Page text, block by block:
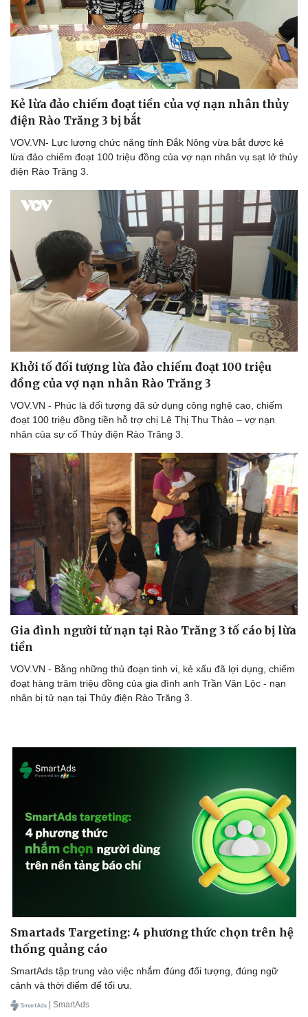
Thể thao
Bóng đá
Lịch thi đấu bóng đá
Thế giới thể thao
Ô tô - Xe máy
Ô tô
Xe máy
Tư vấn
Kẻ lừa đảo chiếm đoạt tiền của vợ nạn nhân thủy
điện Rào Trăng 3 bị bắt
VOV.VN- Lực lượng chức năng tỉnh Đắk Nông vừa bắt được kẻ
lừa đảo chiếm đoạt 100 triệu đồng của vợ nạn nhân vụ sạt lở thủy
điện Rào Trăng 3.
Khởi tố đối tượng lừa đảo chiếm đoạt 100 triệu
đồng của vợ nạn nhân Rào Trăng 3
VOV.VN - Phúc là đối tượng đã sử dụng công nghệ cao, chiếm
đoạt 100 triệu đồng tiền hỗ trợ chị Lê Thị Thu Thảo – vợ nạn
nhân của sự cố Thủy điện Rào Trăng 3.
Gia đình người tử nạn tại Rào Trăng 3 tố cáo bị lừa
tiền
VOV.VN - Bằng những thủ đoạn tinh vi, kẻ xấu đã lợi dụng, chiếm
đoạt hàng trăm triệu đồng của gia đình anh Trần Văn Lộc - nạn
nhân bị tử nạn tại Thủy điện Rào Trăng 3.
Smartads Targeting: 4 phương thức chọn trên hệ
thống quảng cáo
SmartAds tập trung vào việc nhắm đúng đối tượng, đúng ngữ
cảnh và thời điểm để tối ưu.
| SmartAds